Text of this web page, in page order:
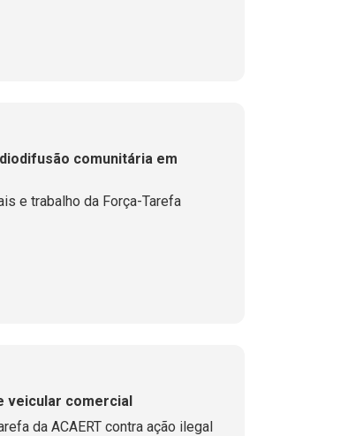
comunitária em
e trabalho da Força-Tarefa
veicular comercial
da ACAERT contra ação ilegal